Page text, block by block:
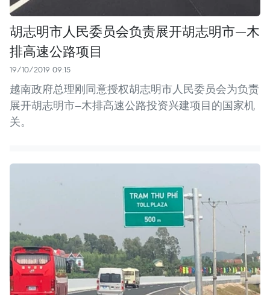
胡志明市人民委员会负责展开胡志明市—木
排高速公路项目
19/10/2019 09:15
越南政府总理刚同意授权胡志明市人民委员会为负责
展开胡志明市—木排高速公路投资兴建项目的国家机
关。